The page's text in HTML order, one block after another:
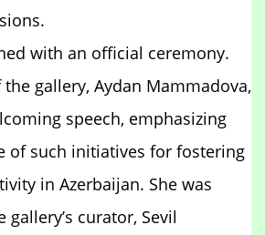
with an official ceremony.
gallery, Aydan Mammadova,
speech, emphasizing
of such initiatives for fostering
in Azerbaijan. She was
curator, Sevil